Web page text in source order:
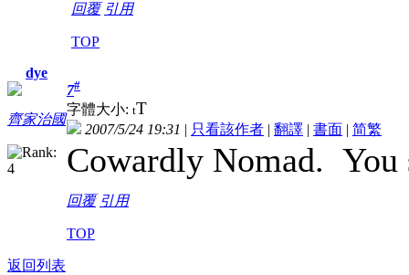
回覆 引用
TOP
dye
齊家治國
7#
字體大小: tT
2007/5/24 19:31 | 只看該作者 | 翻譯 | 書面 | 简繁
Cowardly Nomad.
回覆 引用
TOP
返回列表